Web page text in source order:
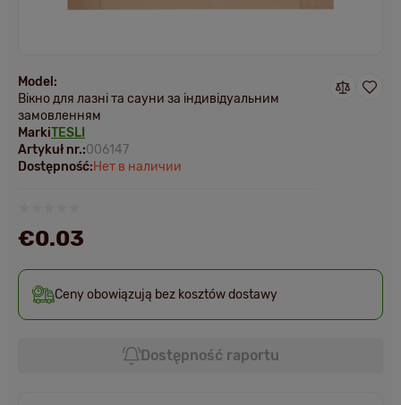
Model:
Вікно для лазні та сауни за індивідуальним
замовленням
MarkiTESLI
Artykuł nr.:006147
Dostępność:Нет в наличии
Ceny obowiązują bez kosztów dostawy
€0.03
Dostępność raportu